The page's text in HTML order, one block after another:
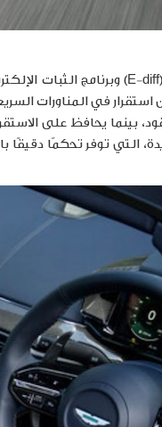
(E-diff) وبرنامج الثبات
في المناورات
بينما يحافظ على
التي توفر تحكمًا